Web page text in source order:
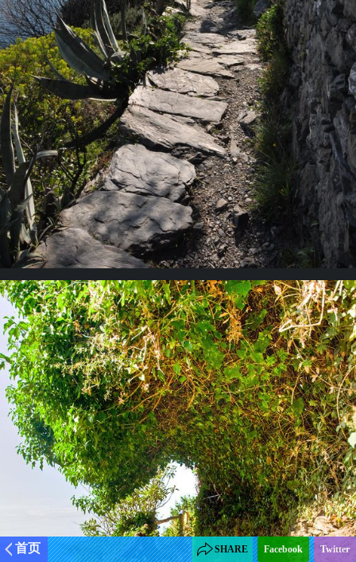
首页 SHARE Facebook Twitter